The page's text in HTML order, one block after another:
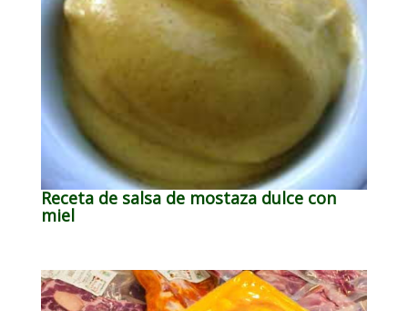
Receta de salsa de mostaza dulce con
miel